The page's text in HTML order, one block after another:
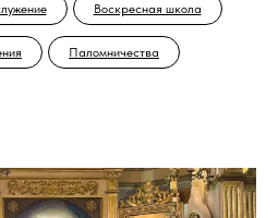
Воскресная школа
Паломничества